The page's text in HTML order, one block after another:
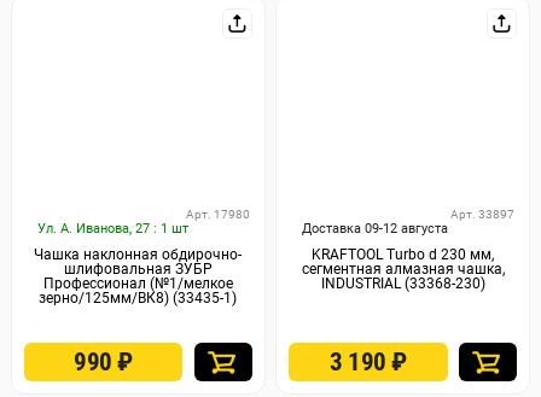
Ул. А. Иванова, 27 : 1 шт
Арт. 17980
Чашка наклонная обдирочно-
шлифовальная ЗУБР
Профессионал (№1/мелкое
зерно/125мм/ВК8) (33435-1)
990₽
Доставка 09-12 августа
Арт. 33897
KRAFTOOL Turbo d 230 мм,
сегментная алмазная чашка,
INDUSTRIAL (33368-230)
3 190₽